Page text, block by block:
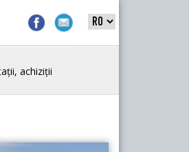
achiziții